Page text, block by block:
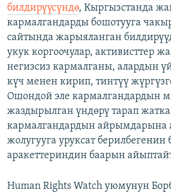
билдирүүсүндө, Кыргызстанда
кармалгандарды бошотууга
сайтында жарыяланган
укук коргоочулар, активисттер
негизсиз кармалганы, алардын
күч менен кирип, тинтүү
Ошондой эле кармалгандардын
жаздырылган үндөрү тарап
кармалгандардын айрымдарына
жолугууга уруксат берилбегенин
аракеттериндин баарын
Human Rights Watch уюмунун